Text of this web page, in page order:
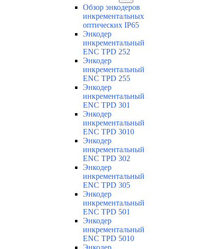
Обзор энкодеров
инкрементальных
оптических IP65
Энкодер
инкрементальный
ENC TPD 252
Энкодер
инкрементальный
ENC TPD 255
Энкодер
инкрементальный
ENC TPD 301
Энкодер
инкрементальный
ENC TPD 3010
Энкодер
инкрементальный
ENC TPD 302
Энкодер
инкрементальный
ENC TPD 305
Энкодер
инкрементальный
ENC TPD 501
Энкодер
инкрементальный
ENC TPD 5010